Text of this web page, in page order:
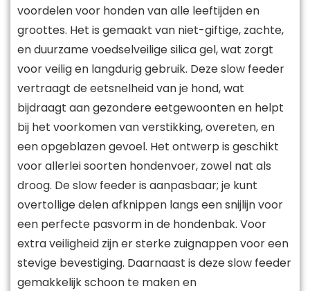
voordelen voor honden van alle leeftijden en
groottes. Het is gemaakt van niet-giftige, zachte,
en duurzame voedselveilige silica gel, wat zorgt
voor veilig en langdurig gebruik. Deze slow feeder
vertraagt de eetsnelheid van je hond, wat
bijdraagt aan gezondere eetgewoonten en helpt
bij het voorkomen van verstikking, overeten, en
een opgeblazen gevoel. Het ontwerp is geschikt
voor allerlei soorten hondenvoer, zowel nat als
droog. De slow feeder is aanpasbaar; je kunt
overtollige delen afknippen langs een snijlijn voor
een perfecte pasvorm in de hondenbak. Voor
extra veiligheid zijn er sterke zuignappen voor een
stevige bevestiging. Daarnaast is deze slow feeder
gemakkelijk schoon te maken en